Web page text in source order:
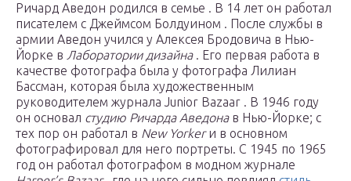
Ричард Аведон родился в семье . В 14 лет он работал
писателем с Джеймсом Болдуином . После службы в
армии Аведон учился у Алексея Бродовича в Нью-
Йорке в Лаборатории дизайна. Его первая работа в
качестве фотографа была у фотографа Лилиан
Бассман, которая была художественным
руководителем журнала Junior Bazaar . В 1946 году
он основал студию Ричарда Аведонав Нью-Йорке; с
тех пор он работал в New Yorkerи в основном
фотографировал для него портреты. С 1945 по 1965
год он работал фотографом в модном журнале